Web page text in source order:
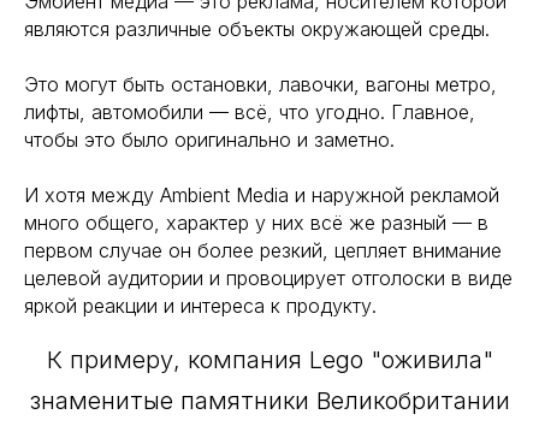
являются различные объекты окружающей среды.
Это могут быть остановки, лавочки, вагоны метро,
лифты, автомобили — всё, что угодно. Главное,
чтобы это было оригинально и заметно.
И хотя между Ambient Media и наружной рекламой
много общего, характер у них всё же разный — в
первом случае он более резкий, цепляет внимание
целевой аудитории и провоцирует отголоски в виде
яркой реакции и интереса к продукту.
К примеру, компания Lego "оживила"
знаменитые памятники Великобритании